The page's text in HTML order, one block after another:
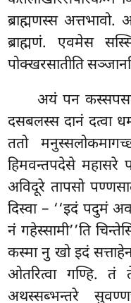
ब्राह्मणस्स
ब्राह्मणं. एवमेस
पोक्खरसातीति
अयं पन
दसबलस्स दानं दत्वा
ततो
हिमवन्तपदेसे महासरे
अविदूरे तापसो
दिस्वा – ‘‘इदं पदुमं
नं गहेस्सामी’’ति
कस्मा नु खो इदं
ओतरित्वा गण्हि. तं
अथस्सब्भन्तरे